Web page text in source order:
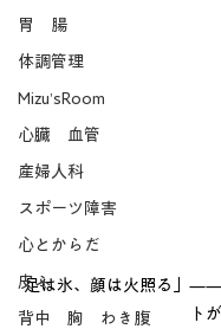
胃 腸
体調管理
Mizu’sRoom
心臓 血管
産婦人科
スポーツ障害
心とからだ
皮ふ
背中 胸 わき腹
足は氷、顔は火照る」——
ト